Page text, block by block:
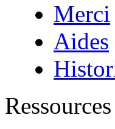
Merci
Aides
Ressources